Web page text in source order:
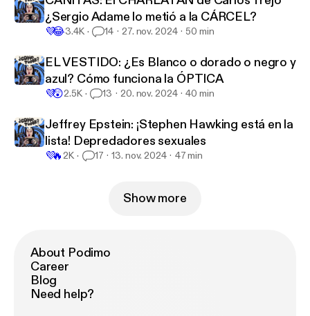
¿Sergio Adame lo metió a la CÁRCEL?
💜😂3.4K 14 27. nov. 2024 50 min
EL VESTIDO: ¿Es Blanco o dorado o negro y
azul? Cómo funciona la ÓPTICA
💜😲2.5K 13 20. nov. 2024 40 min
Jeffrey Epstein: ¡Stephen Hawking está en la
lista! Depredadores sexuales
💜🔥 2K 17 13. nov. 2024 47 min
Show more
About Podimo
Career
Blog
Need help?